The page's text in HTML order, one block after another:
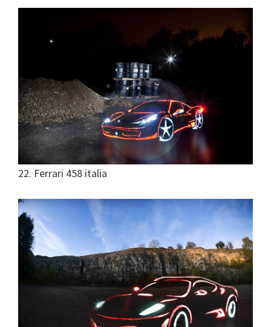
22. Ferrari 458 italia